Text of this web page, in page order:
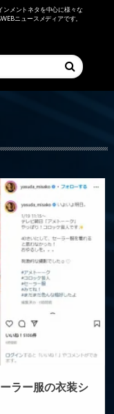
ンメントネタを中心に様々な
ニュースメディアです。
ラー服の衣装シ